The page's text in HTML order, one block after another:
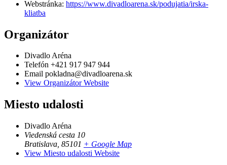
Webstránka: https://www.divadloarena.sk/podujatia/irska-
kliatba
Organizátor
Divadlo Aréna
Telefón +421 917 947 944
Email pokladna@divadloarena.sk
View Organizátor Website
Miesto udalosti
Divadlo Aréna
Viedenská cesta 10
Bratislava 85101 + Google Map
View Miesto udalosti Website